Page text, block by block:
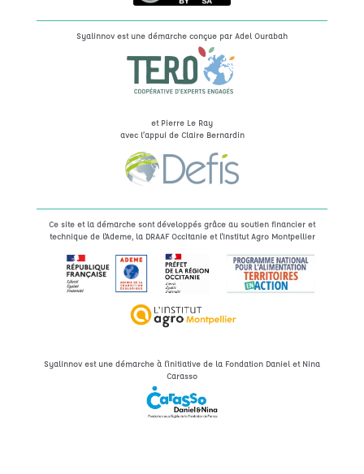
Syalinnov est une démarche conçue par Adel Ourabah
et Pierre Le Ray
avec l’appui de Claire Bernardin
Ce site et la démarche sont développés grâce au soutien financier et
technique de l'Ademe, la DRAAF Occitanie et l'Institut Agro Montpellier
Syalinnov est une démarche à l'initiative de la Fondation Daniel et Nina
Carasso